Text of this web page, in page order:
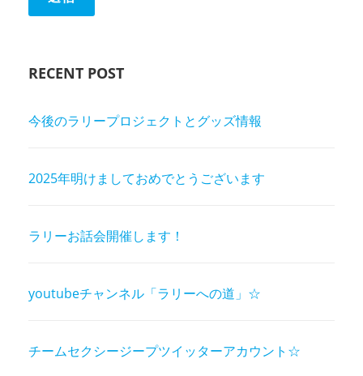
RECENT POST
今後のラリープロジェクトとグッズ情報
2025年明けましておめでとうございます
ラリーお話会開催します！
youtubeチャンネル「ラリーへの道」☆
チームセクシージープツイッターアカウント☆